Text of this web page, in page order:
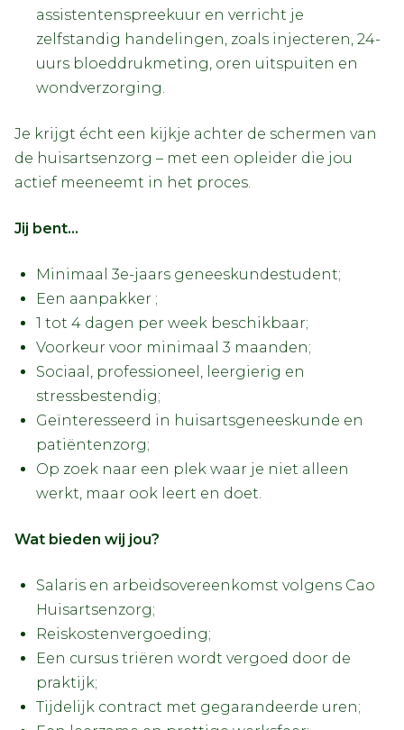
assistentenspreekuur en verricht je
zelfstandig handelingen, zoals injecteren, 24-
uurs bloeddrukmeting, oren uitspuiten en
wondverzorging.
Je krijgt écht een kijkje achter de schermen van
de huisartsenzorg – met een opleider die jou
actief meeneemt in het proces.
Jij bent...
Minimaal 3e-jaars geneeskundestudent;
Een aanpakker ;
1 tot 4 dagen per week beschikbaar;
Voorkeur voor minimaal 3 maanden;
Sociaal, professioneel, leergierig en
stressbestendig;
Geïnteresseerd in huisartsgeneeskunde en
patiëntenzorg;
Op zoek naar een plek waar je niet alleen
werkt, maar ook leert en doet.
Wat bieden wij jou?
Salaris en arbeidsovereenkomst volgens Cao
Huisartsenzorg;
Reiskostenvergoeding;
Een cursus triëren wordt vergoed door de
praktijk;
Tijdelijk contract met gegarandeerde uren;